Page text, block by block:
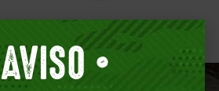
AVISO •